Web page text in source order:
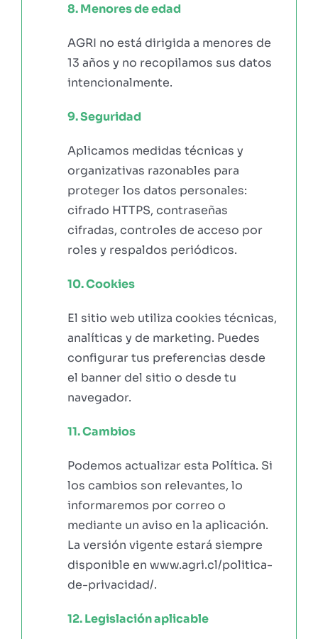
8. Menores de edad
AGRI no está dirigida a menores de
13 años y no recopilamos sus datos
intencionalmente.
9. Seguridad
Aplicamos medidas técnicas y
organizativas razonables para
proteger los datos personales:
cifrado HTTPS, contraseñas
cifradas, controles de acceso por
roles y respaldos periódicos.
10. Cookies
El sitio web utiliza cookies técnicas,
analíticas y de marketing. Puedes
configurar tus preferencias desde
el banner del sitio o desde tu
navegador.
11. Cambios
Podemos actualizar esta Política. Si
los cambios son relevantes, lo
informaremos por correo o
mediante un aviso en la aplicación.
La versión vigente estará siempre
disponible en www.agri.cl/politica-
de-privacidad/.
12. Legislación aplicable